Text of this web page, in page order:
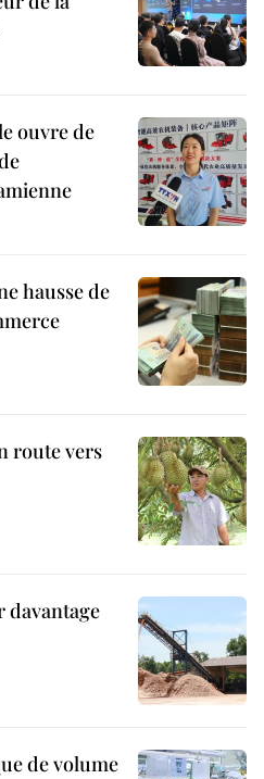
ouvre de
hausse de
route vers
davantage
de volume